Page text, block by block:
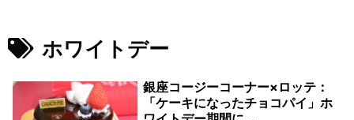
ホワイトデー
銀座コージーコーナー×ロッテ：
「ケーキになったチョコパイ」ホ